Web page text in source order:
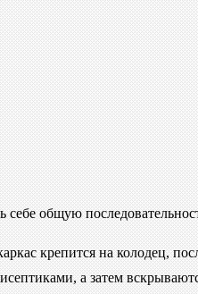
себе общую
крепится на колодец,
а затем